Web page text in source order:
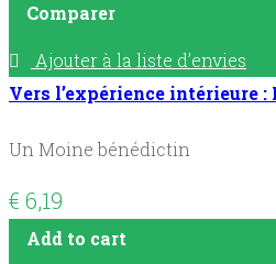
Comparer
Ajouter à la liste d’envies
Vers l’expérience intérieure :
Un Moine bénédictin
€ 6,19
Add to cart